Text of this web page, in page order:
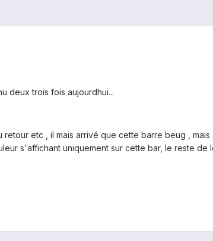
deux trois fois aujourdhui...
etc , il mais arrivé que cette barre beug ,
s'affichant uniquement sur cette bar, le reste de